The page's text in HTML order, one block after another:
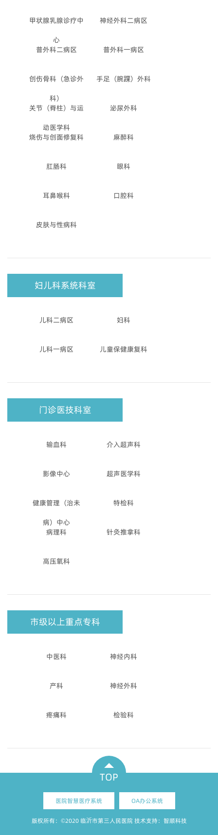
甲状腺乳腺诊疗中
心
神经外科二病区
普外科二病区 普外科一病区
创伤骨科（急诊外
科）
手足（腕踝）外科
关节（脊柱）与运
动医学科
泌尿外科
烧伤与创面修复科 麻醉科
肛肠科 眼科
耳鼻喉科 口腔科
皮肤与性病科
妇儿科系统科室
儿科二病区 妇科
儿科一病区 儿童保健康复科
门诊医技科室
输血科 介入超声科
影像中心 超声医学科
健康管理（治未
病）中心
特检科
病理科 针灸推拿科
高压氧科
市级以上重点专科
中医科 神经内科
产科 神经外科
疼痛科 检验科
TOP
医院智慧医疗系统 OA办公系统
版权所有：©2020 临沂市第三人民医院 技术支持： 智顺科技